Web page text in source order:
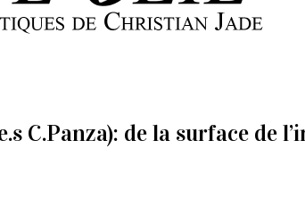
C.Panza): de la surface de